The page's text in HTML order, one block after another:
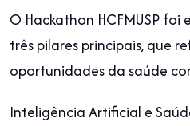
O Hackathon HCFMUSP
três pilares principais, que
oportunidades da saúde
Inteligência Artificial e